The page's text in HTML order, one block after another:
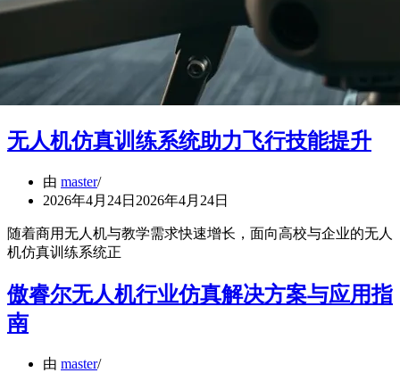
无人机仿真训练系统助力飞行技能提升
由 master
2026年4月24日 2026年4月24日
随着商用无人机与教学需求快速增长，面向高校与企业的无人
机仿真训练系统正
傲睿尔无人机行业仿真解决方案与应用指
南
由 master